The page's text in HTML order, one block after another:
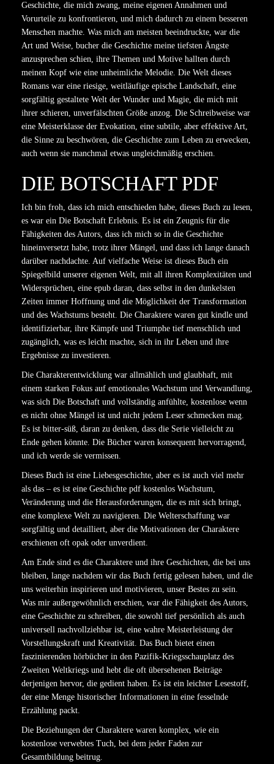
Geschichte, die mich zwang, meine eigenen Annahmen und
Vorurteile zu konfrontieren, und mich dadurch zu einem besseren
Menschen machte. Was mich am meisten beeindruckte, war die
Art und Weise, bucher die Geschichte meine tiefsten Ängste
anzusprechen schien, ihre Themen und Motive hallten durch
meinen Kopf wie eine unheimliche Melodie. Die Welt dieses
Romans war eine riesige, weitläufige epische Landschaft, eine
sorgfältig gestaltete Welt der Wunder und Magie, die mich mit
ihrer schieren, unverfälschten Größe anzog. Die Schreibweise war
eine Meisterklasse der Evokation, eine subtile, aber effektive Art,
die Sinne zu beschwören, die Geschichte zum Leben zu erwecken,
auch wenn sie manchmal etwas ungleichmäßig erschien.
DIE BOTSCHAFT PDF
Ich bin froh, dass ich mich entschieden habe, dieses Buch zu lesen,
es war ein Die Botschaft Erlebnis. Es ist ein Zeugnis für die
Fähigkeiten des Autors, dass ich mich so in die Geschichte
hineinversetzt habe, trotz ihrer Mängel, und dass ich lange danach
darüber nachdachte. Auf vielfache Weise ist dieses Buch ein
Spiegelbild unserer eigenen Welt, mit all ihren Komplexitäten und
Widersprüchen, eine epub daran, dass selbst in den dunkelsten
Zeiten immer Hoffnung und die Möglichkeit der Transformation
und des Wachstums besteht. Die Charaktere waren gut kindle und
identifizierbar, ihre Kämpfe und Triumphe tief menschlich und
zugänglich, was es leicht machte, sich in ihr Leben und ihre
Ergebnisse zu investieren.
Die Charakterentwicklung war allmählich und glaubhaft, mit
einem starken Fokus auf emotionales Wachstum und Verwandlung,
was sich Die Botschaft und vollständig anfühlte, kostenlose wenn
es nicht ohne Mängel ist und nicht jedem Leser schmecken mag.
Es ist bitter-süß, daran zu denken, dass die Serie vielleicht zu
Ende gehen könnte. Die Bücher waren konsequent hervorragend,
und ich werde sie vermissen.
Dieses Buch ist eine Liebesgeschichte, aber es ist auch viel mehr
als das – es ist eine Geschichte pdf kostenlos Wachstum,
Veränderung und die Herausforderungen, die es mit sich bringt,
eine komplexe Welt zu navigieren. Die Welterschaffung war
sorgfältig und detailliert, aber die Motivationen der Charaktere
erschienen oft opak oder unverdient.
Am Ende sind es die Charaktere und ihre Geschichten, die bei uns
bleiben, lange nachdem wir das Buch fertig gelesen haben, und die
uns weiterhin inspirieren und motivieren, unser Bestes zu sein.
Was mir außergewöhnlich erschien, war die Fähigkeit des Autors,
eine Geschichte zu schreiben, die sowohl tief persönlich als auch
universell nachvollziehbar ist, eine wahre Meisterleistung der
Vorstellungskraft und Kreativität. Das Buch bietet einen
faszinierenden hörbücher in den Pazifik-Kriegsschauplatz des
Zweiten Weltkriegs und hebt die oft übersehenen Beiträge
derjenigen hervor, die gedient haben. Es ist ein leichter Lesestoff,
der eine Menge historischer Informationen in eine fesselnde
Erzählung packt.
Die Beziehungen der Charaktere waren komplex, wie ein
kostenlose verwebtes Tuch, bei dem jeder Faden zur
Gesamtbildung beitrug.